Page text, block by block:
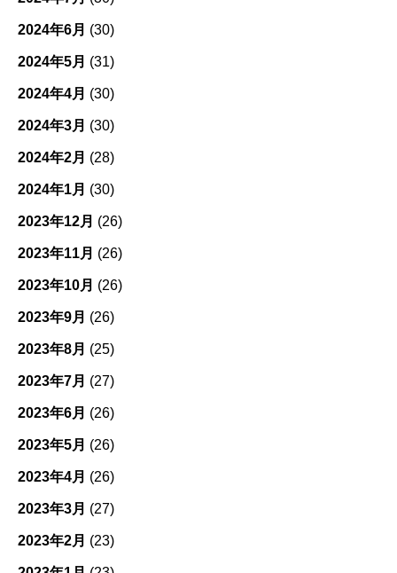
2024年6月 (30)
2024年5月 (31)
2024年4月 (30)
2024年3月 (30)
2024年2月 (28)
2024年1月 (30)
2023年12月 (26)
2023年11月 (26)
2023年10月 (26)
2023年9月 (26)
2023年8月 (25)
2023年7月 (27)
2023年6月 (26)
2023年5月 (26)
2023年4月 (26)
2023年3月 (27)
2023年2月 (23)